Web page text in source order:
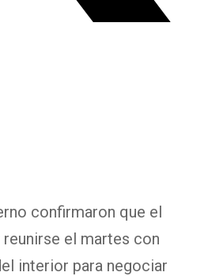
confirmaron que el
el martes con
interior para negociar